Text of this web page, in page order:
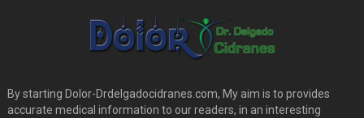
By starting Dolor-Drdelgadocidranes.com, My aim is to provides
accurate medical information to our readers, in an interesting